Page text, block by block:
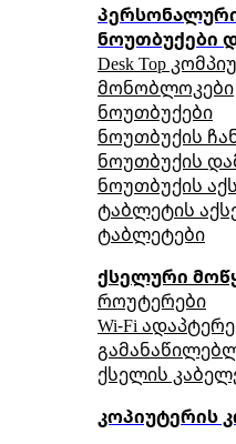
ნოუთბუქები
Desk Top
მონობლოკები
ნოუთბუქები
ნოუთბუქის
ნოუთბუქის
ნოუთბუქის
ტაბლეტის
ტაბლეტები
ქსელური
როუტერები
Wi-Fi
ქსელის
კოპიუტერის